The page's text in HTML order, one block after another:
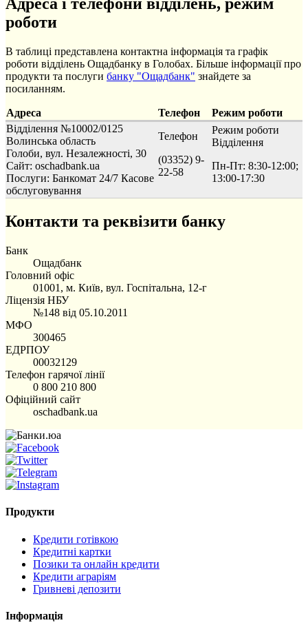
Адреса і телефони відділень, режим
роботи
В таблиці представлена контактна інформація та графік
роботи відділень Ощадбанку в Голобах. Більше інформації про
продукти та послуги банку "Ощадбанк" знайдете за
посиланням.
Адреса Телефон
Режим роботи
Відділення №10002/0125
Волинська область
Голоби, вул. Незалежності, 30
Сайт: oschadbank.ua
Послуги: Банкомат 24/7 Касове
обслуговування
Телефон
(03352) 9-
22-58
Режим роботи
Відділення
Пн-Пт: 8:30-12:00;
13:00-17:30
Контакти та реквізити банку
Банк
Ощадбанк
Головний офіс
01001, м. Київ, вул. Госпітальна, 12-г
Ліцензія НБУ
№148 від 05.10.2011
МФО
300465
ЕДРПОУ
00032129
Телефон гарячої лінії
0 800 210 800
Офіційний сайт
oschadbank.ua
Продукти
Кредити готівкою
Кредитні картки
Позики та онлайн кредити
Кредити аграріям
Гривневі депозити
Інформація